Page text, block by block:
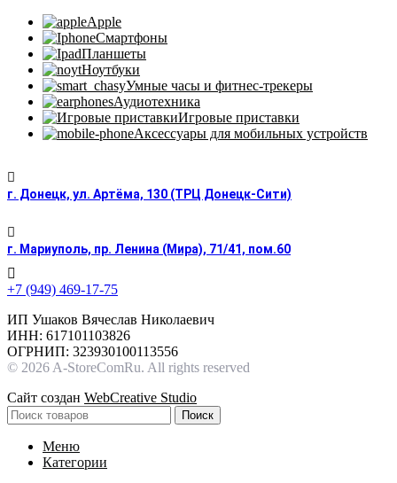
Apple
Смартфоны
Планшеты
Ноутбуки
Умные часы и фитнес-трекеры
Аудиотехника
Игровые приставки
Аксессуары для мобильных устройств
г. Донецк, ул. Артёма, 130 (ТРЦ Донецк-Сити)
г. Мариуполь, пр. Ленина (Мира), 71/41, пом.60
+7 (949) 469-17-75
ИП Ушаков Вячеслав Николаевич
ИНН: 617101103826
ОГРНИП: 323930100113556
© 2026 A-StoreComRu. All rights reserved
Сайт создан WebCreative Studio
Поиск
Меню
Категории